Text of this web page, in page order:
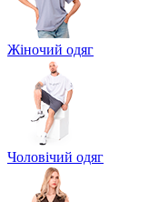
Жіночий одяг
Чоловічий одяг